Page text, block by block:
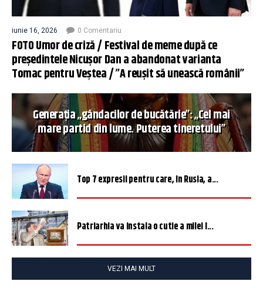
iunie 16, 2026 0 Comentariu
FOTO Umor de criză / Festival de meme după ce
președintele Nicușor Dan a abandonat varianta
Tomac pentru Veștea / ”A reușit să unească românii”
Generația „gândacilor de bucătărie”: „Cel mai
mare partid din lume. Puterea tineretului”
Top 7 expresii pentru care, în Rusia, a...
Patriarhia va instala o cutie a milei î...
VEZI MAI MULT